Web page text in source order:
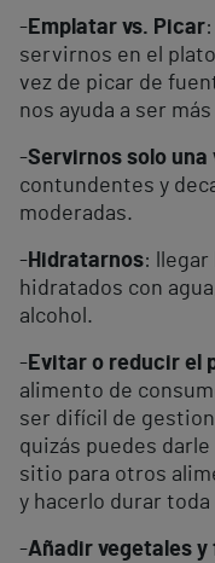
-Emplatar vs. Picar
servirnos en el
vez de picar de
nos ayuda a ser
-Servirnos solo una
contundentes y
moderadas.
-Hidratarnos:
hidratados con
alcohol.
-Evitar o reducir el
alimento de
ser difícil de
quizás puedes
sitio para otros
y hacerlo durar toda
-Añadir vegetales